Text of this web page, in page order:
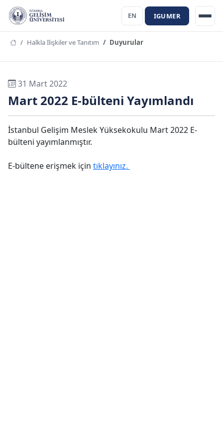
EN IGUMER
Halkla İlişkiler ve Tanıtım Duyurular
31 Mart 2022
Mart 2022 E-bülteni Yayımlandı
İstanbul Gelişim Meslek Yüksekokulu Mart 2022 E-
bülteni yayımlanmıştır.
E-bültene erişmek için tıklayınız.